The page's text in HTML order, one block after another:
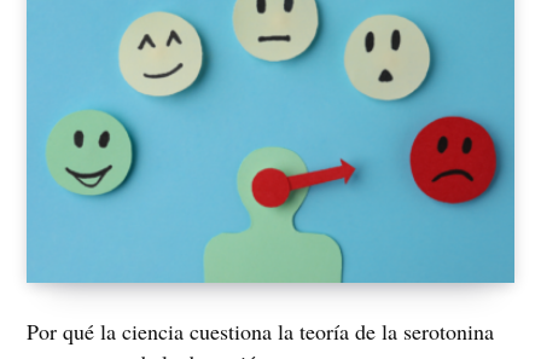
Por qué la ciencia cuestiona la teoría de la serotonina